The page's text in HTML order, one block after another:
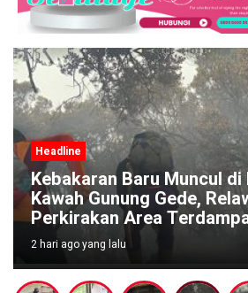
Headline
Kebakaran Baru Muncul di
Kawah Gunung Gede,
Perkirakan Area
2 hari ago yang lalu